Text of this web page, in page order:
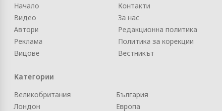
Начало
Видео
Автори
Реклама
Вицове
Контакти
За нас
Редакционна политика
Политика за корекции
Вестникът
Категории
Великобритания
Лондон
България
Европа